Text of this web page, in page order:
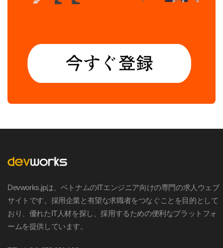
Devworks.jpは、ベトナムのITエンジニア向けの専門の求人ウェブ
サイトです。採用企業と有望な求職者をつなぐことを目的として
おり、優れたIT人材を探し、採用するための便利なプラットフォ
ームを提供しています。